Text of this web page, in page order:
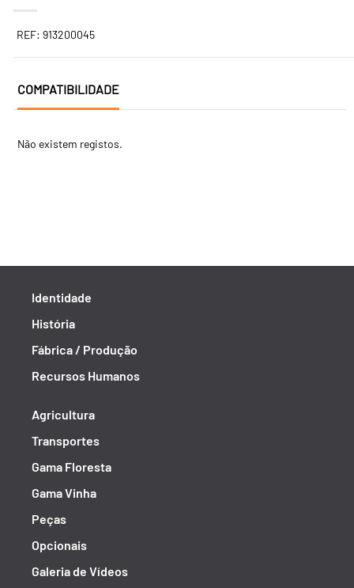
REF: 913200045
COMPATIBILIDADE
Não existem registos.
Identidade
História
Fábrica / Produção
Recursos Humanos
Agricultura
Transportes
Gama Floresta
Gama Vinha
Peças
Opcionais
Galeria de Vídeos